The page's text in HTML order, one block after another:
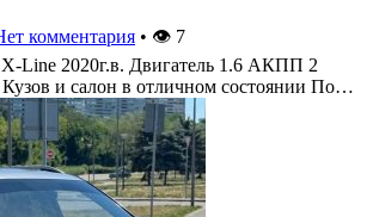
комментария • 👁 7
Line 2020г.в. Двигатель 1.6 АКПП 2
и салон в отличном состоянии По…